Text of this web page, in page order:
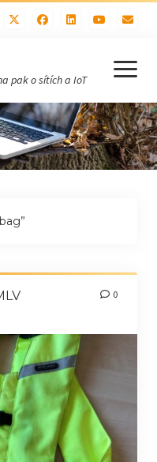
pak o sítích a IoT
otevřít
menu
0